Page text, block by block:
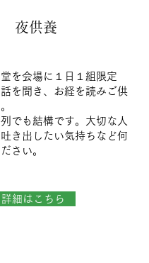
夜供養
を会場に１日１組限定
を聞き、お経を読みご供
でも結構です。大切な人
き出したい気持ちなど何
さい。
詳細はこちら